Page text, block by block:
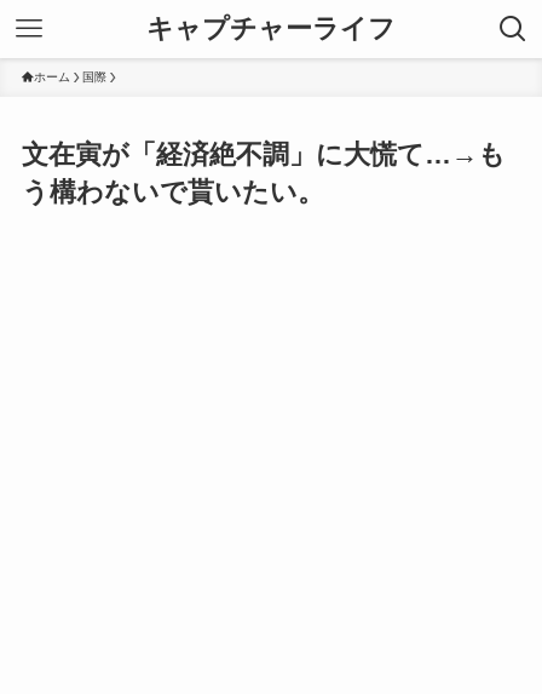
キャプチャーライフ
ホーム 国際
文在寅が「経済絶不調」に大慌て…→も
う構わないで貰いたい。